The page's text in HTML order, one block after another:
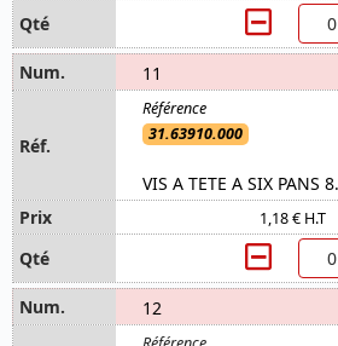
11
31.63910.000
VIS A TETE A SIX PANS
1,18 € H.T
12